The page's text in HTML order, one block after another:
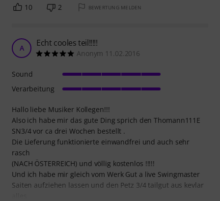
10 2 BEWERTUNG MELDEN
A Echt cooles teil!!!!!
Anonym 11.02.2016
Hallo liebe Musiker Kollegen!!!
Also ich habe mir das gute Ding sprich den Thomann111E
SN3/4 vor ca drei Wochen bestellt .
Die Lieferung funktionierte einwandfrei und auch sehr
rasch
(NACH ÖSTERREICH) und völlig kostenlos !!!!!
Und ich habe mir gleich vom Werk Gut a live Swingmaster
Saiten aufziehen lassen und den Petz 3/4 tailgut aus kevlar
Sound
Verarbeitung